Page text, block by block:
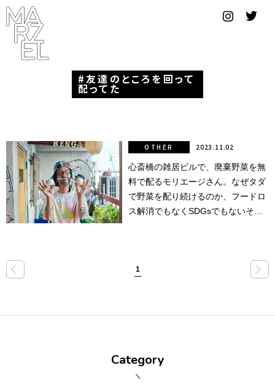
フィ
デザ
ナー
ー
プール
スーツ
ンテ
写真
友達のところを回って
配ってた
心斎橋の雑居ビルで、廃棄野菜を無
料で配るモリエージさん。なぜタダ
で野菜を配り続けるのか、フードロ
ス解消でもなくSDGsでもないその
OTHER 2023.11.02
« 1 »
Category